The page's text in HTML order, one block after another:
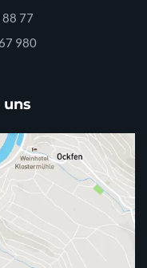
77
980
uns